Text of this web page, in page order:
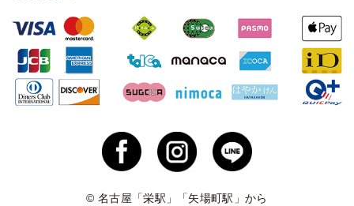
© 名古屋「栄駅」「矢場町駅」から